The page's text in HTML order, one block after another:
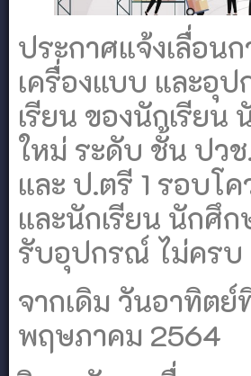
ประกาศแจ้งเลื่อน
เครื่องแบบ และอุ
เรียน ของนักเรียน
ใหม่ ระดับ ชั้น ปวช
และ ป.ตรี 1 รอบโ
และนักเรียน นักศึก
รับอุปกรณ์ ไม่ครบ
จากเดิม วันอาทิตย์
พฤษภาคม 2564